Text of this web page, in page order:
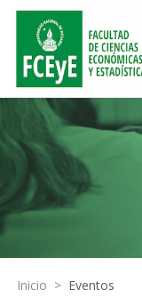
Inicio > Eventos